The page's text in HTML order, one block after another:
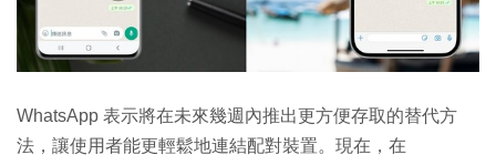
WhatsApp 表示將在未來幾週內推出更方便存取的替代方
法，讓使用者能更輕鬆地連結配對裝置。現在，在